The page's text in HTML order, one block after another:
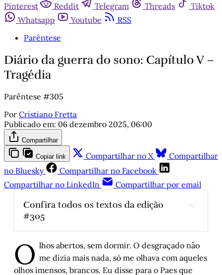
Pinterest
Reddit Telegram Threads
Tiktok
Whatsapp
Youtube
RSS
Parêntese
Diário da guerra do sono: Capítulo V –
Tragédia
Parêntese #305
Por Cristiano Fretta
Publicado em: 06 dezembro 2025, 06:00
Compartilhar
Copiar link Compartilhar no X
Compartilhar
no Bluesky
Compartilhar no Facebook
Compartilhar no LinkedIn
Compartilhar por email
Confira todos os textos da edição
#305
A volta dos que não foram, por Carlos
André Moreira
Quanto pesa uma pena?, por Alyne Rehm
Carne vermelha, por Helena Terra
O lhos abertos, sem dormir. O desgraçado não
me dizia mais nada, só me olhava com aqueles
olhos imensos, brancos. Eu disse para o Paes que